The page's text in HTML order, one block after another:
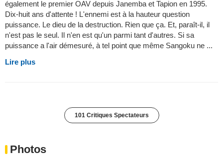
également le premier OAV depuis Janemba et Tapion en 1995.
Dix-huit ans d'attente ! L'ennemi est à la hauteur question
puissance. Le dieu de la destruction. Rien que ça. Et, paraît-il, il
n'est pas le seul. Il n'en est qu'un parmi tant d'autres. Si sa
puissance a l'air démesuré, à tel point que même Sangoku ne ...
Lire plus
101 Critiques Spectateurs
Photos